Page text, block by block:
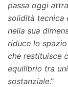
passa oggi
solidità tecnica
nella sua
riduce lo
che restituisce
equilibrio tra
sostanziale.”